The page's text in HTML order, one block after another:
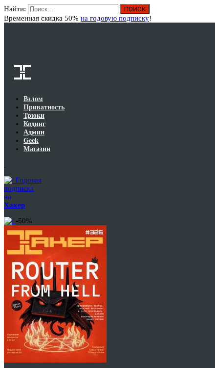
Найти:
Временная скидка 50% на годовую подписку!
Взлом
Приватность
Трюки
Кодинг
Админ
Geek
Магазин
Годовая
подписка
на
Хакер
-50%